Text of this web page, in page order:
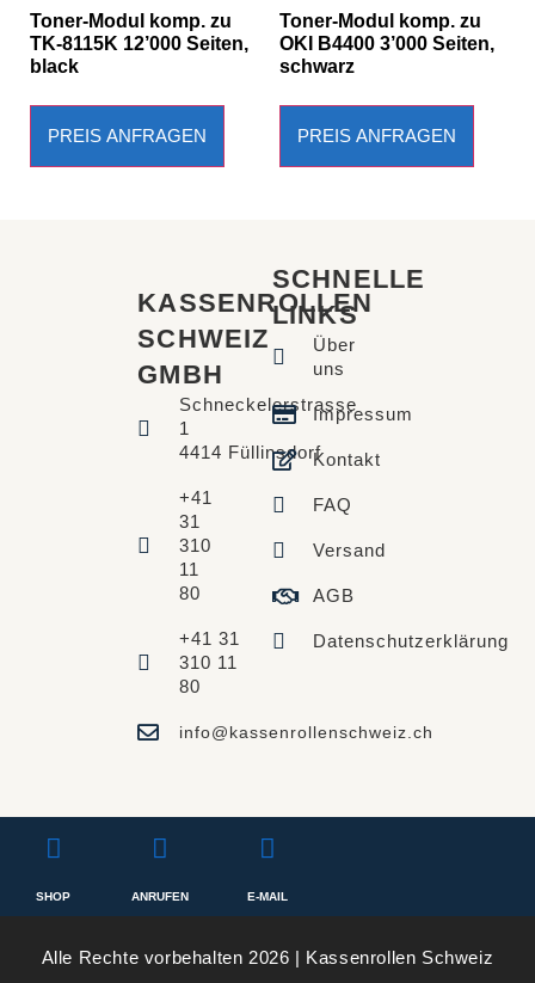
Toner-Modul komp. zu
TK-8115K 12’000 Seiten,
black
PREIS ANFRAGEN
Toner-Modul komp. zu
OKI B4400 3’000 Seiten,
schwarz
PREIS ANFRAGEN
KASSENROLLEN
SCHWEIZ
GMBH
Schneckelerstrasse
1
4414 Füllinsdorf
+41
31
310
11
80
+41 31
310 11
80
info@kassenrollenschweiz.ch
SCHNELLE
LINKS​
Über
uns
Impressum
Kontakt
FAQ
Versand
AGB
Datenschutzerklärung
SHOP ANRUFEN E-MAIL
Alle Rechte vorbehalten 2026 | Kassenrollen Schweiz